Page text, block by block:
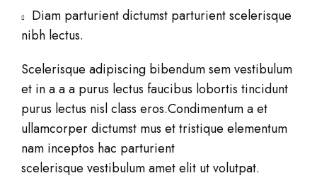
Diam parturient dictumst parturient scelerisque
nibh lectus.
Scelerisque adipiscing bibendum sem vestibulum
et in a a a purus lectus faucibus lobortis tincidunt
purus lectus nisl class eros.Condimentum a et
ullamcorper dictumst mus et tristique elementum
nam inceptos hac parturient
scelerisque vestibulum amet elit ut volutpat.